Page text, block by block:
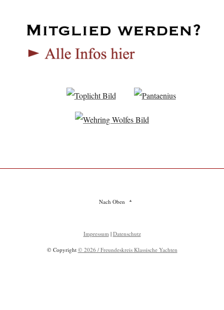
Nach Oben
Impressum | Datenschutz
© Copyright © 2026 / Freundeskreis Klassische Yachten